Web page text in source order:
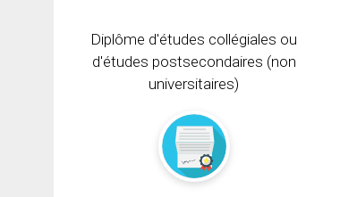
Diplôme d'études collégiales ou
d'études postsecondaires (non
universitaires)